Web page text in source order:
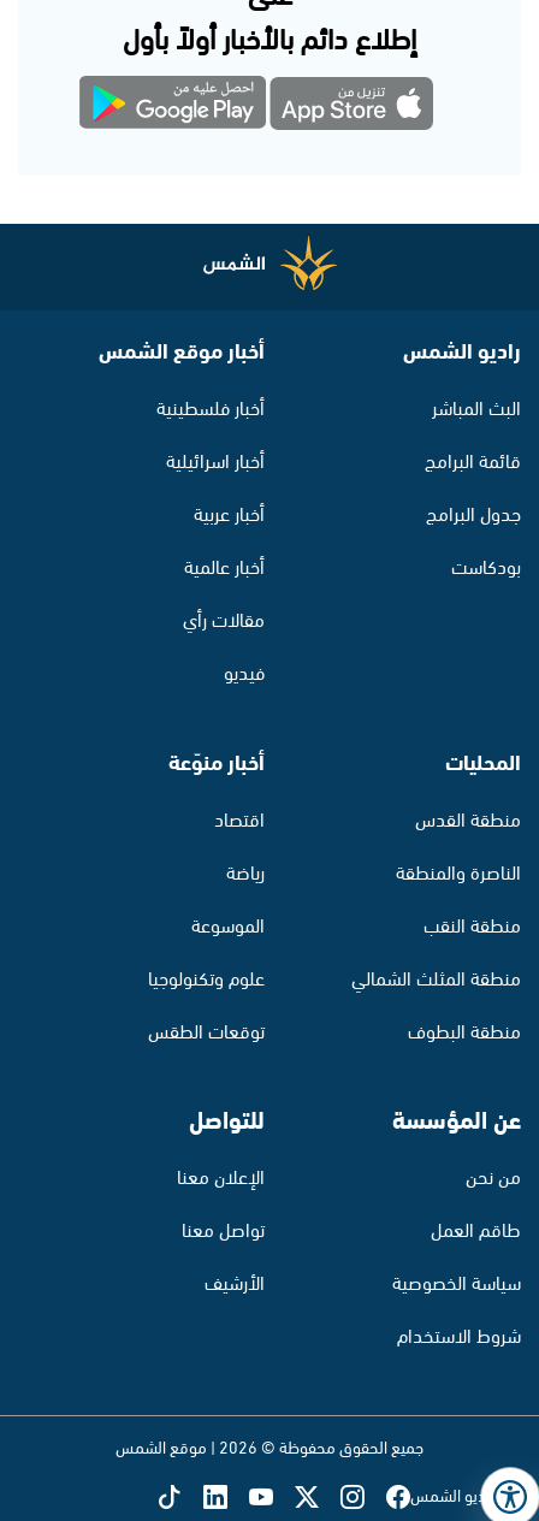
إطلاع دائم بالأخبار أولاً بأول
راديو الشمس
البث المباشر
قائمة البرامج
جدول البرامج
بودكاست
أخبار موقع الشمس
أخبار فلسطينية
أخبار اسرائيلية
أخبار عربية
أخبار عالمية
مقالات رأي
فيديو
المحليات
منطقة القدس
الناصرة والمنطقة
منطقة النقب
منطقة المثلث الشمالي
منطقة البطوف
أخبار منوّعة
اقتصاد
رياضة
الموسوعة
علوم وتكنولوجيا
توقعات الطقس
عن المؤسسة
من نحن
طاقم العمل
سياسة الخصوصية
شروط الاستخدام
للتواصل
الإعلان معنا
تواصل معنا
الأرشيف
جميع الحقوق محفوظة © 2026 | موقع الشمس
تابع راديو الشمس